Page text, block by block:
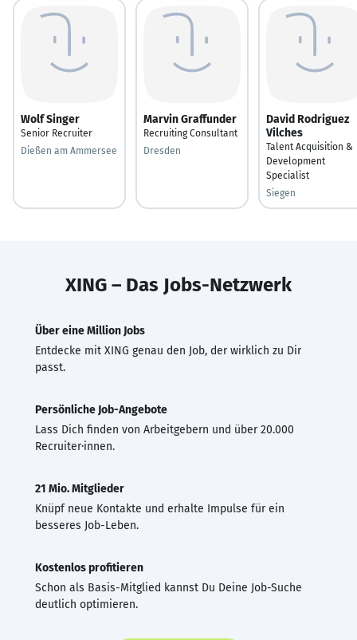
Wolf Singer
Senior Recruiter
Dießen am Ammersee
Marvin Graffunder
Recruiting Consultant
Dresden
David Rodriguez
Vilches
Talent Acquisition &
Development
Specialist
Siegen
XING – Das Jobs-Netzwerk
Über eine Million Jobs
Entdecke mit XING genau den Job, der wirklich zu Dir
passt.
Persönliche Job-Angebote
Lass Dich finden von Arbeitgebern und über 20.000
Recruiter·innen.
21 Mio. Mitglieder
Knüpf neue Kontakte und erhalte Impulse für ein
besseres Job-Leben.
Kostenlos profitieren
Schon als Basis-Mitglied kannst Du Deine Job-Suche
deutlich optimieren.